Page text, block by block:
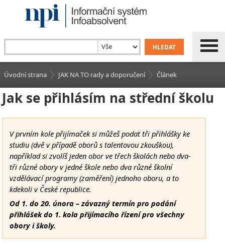
Úvodní strana JAK NA TO rady a doporučení Článek
Jak se přihlásím na střední školu
V prvním kole přijímaček si můžeš podat tři přihlášky ke
studiu (dvě v případě oborů s talentovou zkouškou),
například si zvolíš jeden obor ve třech školách nebo dva-
tři různé obory v jedné škole nebo dva různé školní
vzdělávací programy (zaměření) jednoho oboru, a to
kdekoli v České republice.
Od 1. do 20. února – závazný termín pro podání
přihlášek do 1. kola přijímacího řízení pro všechny
obory i školy.